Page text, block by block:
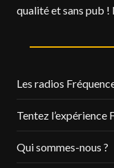
qualité et sans pub
Les radios
Tentez l’expérience
Qui sommes-nous ?